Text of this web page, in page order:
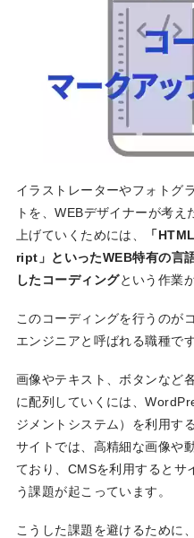
イラストレーターやフォトグ
トを、WEBデザイナーが考
上げていくためには、
「
ript」といったWEB特有の言
したコーディングという作業
このコーディングを行うのが
エンジニアと呼ばれる職種です
画像やテキスト、ボタンなど
に配列していくには、
ジメントシステム）を利用す
サイトでは、高精細な画像や
ており、CMSを利用するとサ
う課題が起こっています。
こうした課題を避けるために